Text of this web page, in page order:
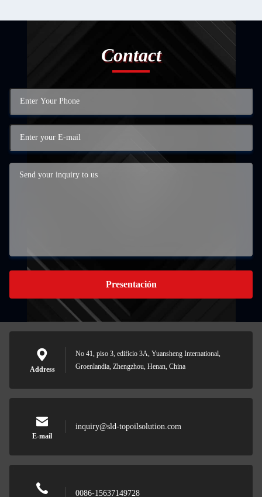
Contact
Presentación
Address
No 41, piso 3, edificio 3A, Yuansheng International,
Groenlandia, Zhengzhou, Henan, China
E-mail
inquiry@sld-topoilsolution.com
0086-15637149728